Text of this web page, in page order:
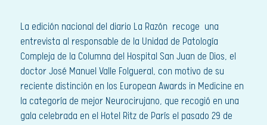
La edición nacional del diario La Razón recoge una
entrevista al responsable de la Unidad de Patología
Compleja de la Columna del Hospital San Juan de Dios, el
doctor José Manuel Valle Folgueral, con motivo de su
reciente distinción en los European Awards in Medicine en
la categoría de mejor Neurocirujano, que recogió en una
gala celebrada en el Hotel Ritz de París el pasado 29 de